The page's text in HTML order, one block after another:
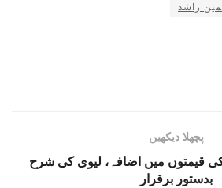
راشد
پچھلا دیکھیں
قیمتوں میں اضافہ، لیوی کی شرح
بدستور برقرار